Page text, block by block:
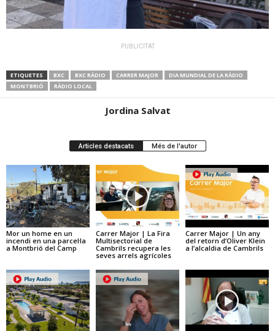
PUBLICITAT
ETIQUETES BXC BXC RÀDIO CARRER MAJOR
DIA MUNDIAL DE LA RÀDIO
MONTBRIÓ
RÀDIO LOCAL
Jordina Salvat
Articles destacats Més de l'autor
Mor un home en un
incendi en una parcel·la
a Montbrió del Camp
Carrer Major | La Fira
Multisectorial de
Cambrils recupera les
seves arrels agrícoles
Carrer Major | Un any
del retorn d’Oliver Klein
a l’alcaldia de Cambrils